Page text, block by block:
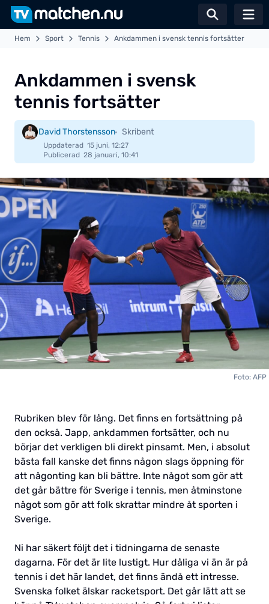
Växla
Hem Sport Tennis Ankdammen i svensk tennis fortsätter
Ankdammen i svensk
tennis fortsätter
David Thorstensson Skribent
Uppdaterad 15 juni, 12:27
Publicerad 28 januari, 10:41
Foto: AFP
Rubriken blev för lång. Det finns en fortsättning på
den också. Japp, ankdammen fortsätter, och nu
börjar det verkligen bli direkt pinsamt. Men, i absolut
bästa fall kanske det finns någon slags öppning för
att någonting kan bli bättre. Inte något som gör att
det går bättre för Sverige i tennis, men åtminstone
något som gör att folk skrattar mindre åt sporten i
Sverige.
Ni har säkert följt det i tidningarna de senaste
dagarna. För det är lite lustigt. Hur dåliga vi än är på
tennis i det här landet, det finns ändå ett intresse.
Svenska folket älskar racketsport. Det går lätt att se